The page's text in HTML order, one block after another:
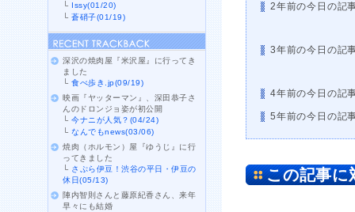
2年前の今日の記
3年前の今日の記
4年前の今日の記
5年前の今日の記
この記事に
└ Issy(01/20)
└蒼硝子(01/19)
深沢の焼肉屋『米沢屋』に行ってき
ました
└食べ歩き.jp(09/19)
映画『ヤッターマン』、深田恭子さ
んのドロンジョ姿が初公開
└今ナニが人気？(04/24)
└なんでもnews(03/06)
焼肉（ホルモン）屋『ゆうじ』に行
ってきました
└ さぷら伊豆！渋谷の平日・伊豆の
休日(05/13)
陣内智則さんと藤原紀香さん、来年
早々にも結婚